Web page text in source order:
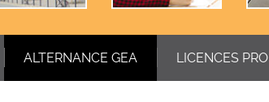
ALTERNANCE GEA LICENCES PRO